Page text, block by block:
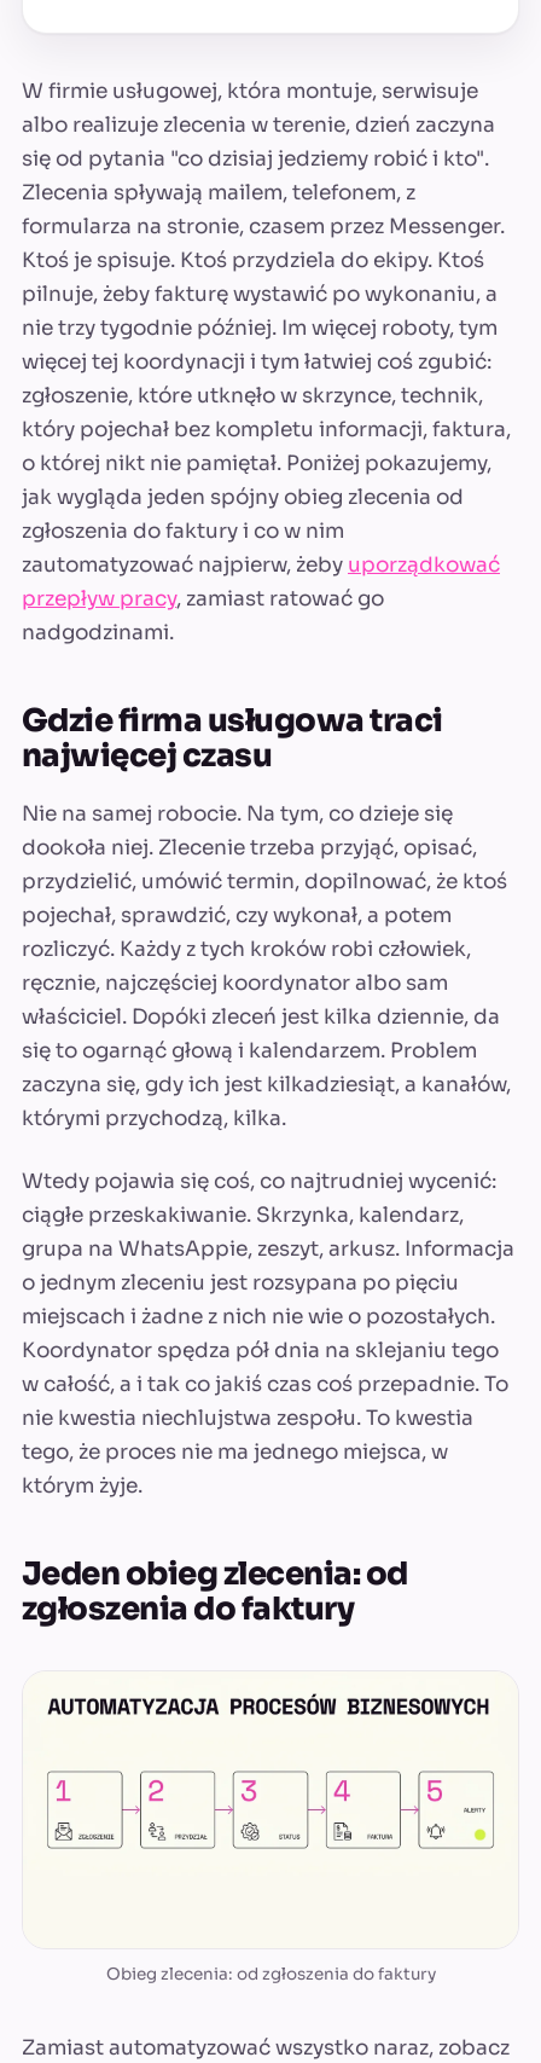
W firmie usługowej, która montuje, serwisuje
albo realizuje zlecenia w terenie, dzień zaczyna
się od pytania "co dzisiaj jedziemy robić i kto".
Zlecenia spływają mailem, telefonem, z
formularza na stronie, czasem przez Messenger.
Ktoś je spisuje. Ktoś przydziela do ekipy. Ktoś
pilnuje, żeby fakturę wystawić po wykonaniu, a
nie trzy tygodnie później. Im więcej roboty, tym
więcej tej koordynacji i tym łatwiej coś zgubić:
zgłoszenie, które utknęło w skrzynce, technik,
który pojechał bez kompletu informacji, faktura,
o której nikt nie pamiętał. Poniżej pokazujemy,
jak wygląda jeden spójny obieg zlecenia od
zgłoszenia do faktury i co w nim
zautomatyzować najpierw, żeby uporządkować
przepływ pracy, zamiast ratować go
nadgodzinami.
Gdzie firma usługowa traci
najwięcej czasu
Nie na samej robocie. Na tym, co dzieje się
dookoła niej. Zlecenie trzeba przyjąć, opisać,
przydzielić, umówić termin, dopilnować, że ktoś
pojechał, sprawdzić, czy wykonał, a potem
rozliczyć. Każdy z tych kroków robi człowiek,
ręcznie, najczęściej koordynator albo sam
właściciel. Dopóki zleceń jest kilka dziennie, da
się to ogarnąć głową i kalendarzem. Problem
zaczyna się, gdy ich jest kilkadziesiąt, a kanałów,
którymi przychodzą, kilka.
Wtedy pojawia się coś, co najtrudniej wycenić:
ciągłe przeskakiwanie. Skrzynka, kalendarz,
grupa na WhatsAppie, zeszyt, arkusz. Informacja
o jednym zleceniu jest rozsypana po pięciu
miejscach i żadne z nich nie wie o pozostałych.
Koordynator spędza pół dnia na sklejaniu tego
w całość, a i tak co jakiś czas coś przepadnie. To
nie kwestia niechlujstwa zespołu. To kwestia
tego, że proces nie ma jednego miejsca, w
którym żyje.
Jeden obieg zlecenia: od
zgłoszenia do faktury
Obieg zlecenia: od zgłoszenia do faktury
Zamiast automatyzować wszystko naraz, zobacz